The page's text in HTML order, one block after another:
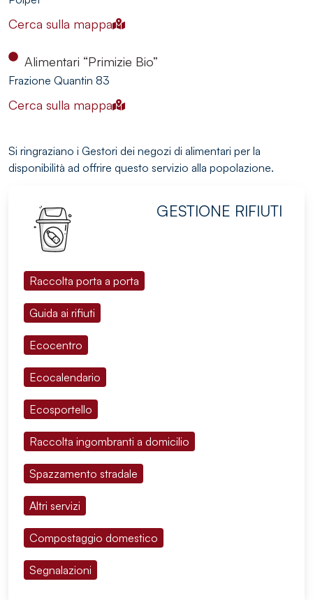
Cerca sulla mappa
Alimentari “Primizie Bio”
Frazione Quantin 83
Cerca sulla mappa
Si ringraziano i Gestori dei negozi di alimentari per la
disponibilità ad offrire questo servizio alla popolazione.
GESTIONE RIFIUTI
Raccolta porta a porta
Guida ai rifiuti
Ecocentro
Ecocalendario
Ecosportello
Raccolta ingombranti a domicilio
Spazzamento stradale
Altri servizi
Compostaggio domestico
Segnalazioni